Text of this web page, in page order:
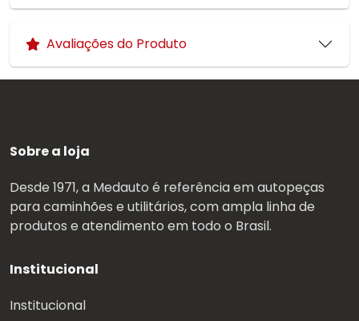
Avaliações do Produto
Sobre a loja
Desde 1971, a Medauto é referência em autopeças
para caminhões e utilitários, com ampla linha de
produtos e atendimento em todo o Brasil.
Institucional
Institucional